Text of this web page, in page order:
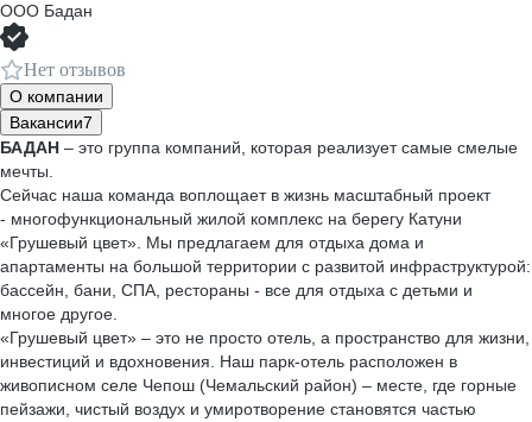
ООО Бадан
Нет отзывов
О компании
Вакансии7
БАДАН – это группа компаний, которая реализует самые смелые
мечты.
Сейчас наша команда воплощает в жизнь масштабный проект
- многофункциональный жилой комплекс на берегу Катуни
«Грушевый цвет». Мы предлагаем для отдыха дома и
апартаменты на большой территории с развитой инфраструктурой:
бассейн, бани, СПА, рестораны - все для отдыха с детьми и
многое другое.
«Грушевый цвет» – это не просто отель, а пространство для жизни,
инвестиций и вдохновения. Наш парк-отель расположен в
живописном селе Чепош (Чемальский район) – месте, где горные
пейзажи, чистый воздух и умиротворение становятся частью